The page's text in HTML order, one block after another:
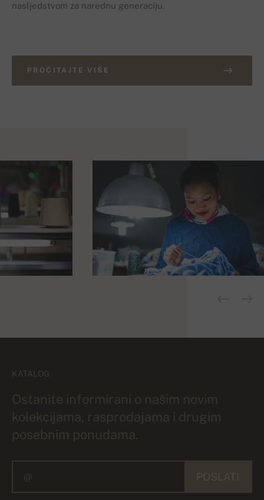
nasljedstvom za narednu generaciju.
PROČITAJTE VIŠE
KATALOG
Ostanite informirani o našim novim
kolekcijama, rasprodajama i drugim
posebnim ponudama.